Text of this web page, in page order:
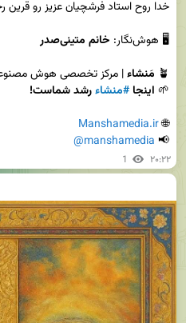
🖥 هوش‌نگار:
خانم متینی‌صدر
🪴 مَنشاء
🌱 اینجا #منشاء رشد شماست!
🌐
Manshamedia.ir
📢
@manshamedia
1 ۲۰:۲۲